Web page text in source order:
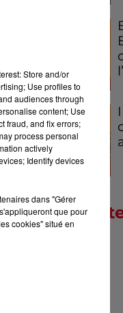
Store and/or
Use profiles to
audiences through
content; Use
fraud, and fix errors;
process personal
actively
Identify devices
dans "Gérer
que pour
cookies" situé en